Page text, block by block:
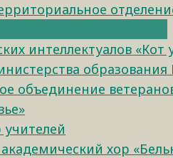
интеллектуалов «Кот
образования
объединение
хор